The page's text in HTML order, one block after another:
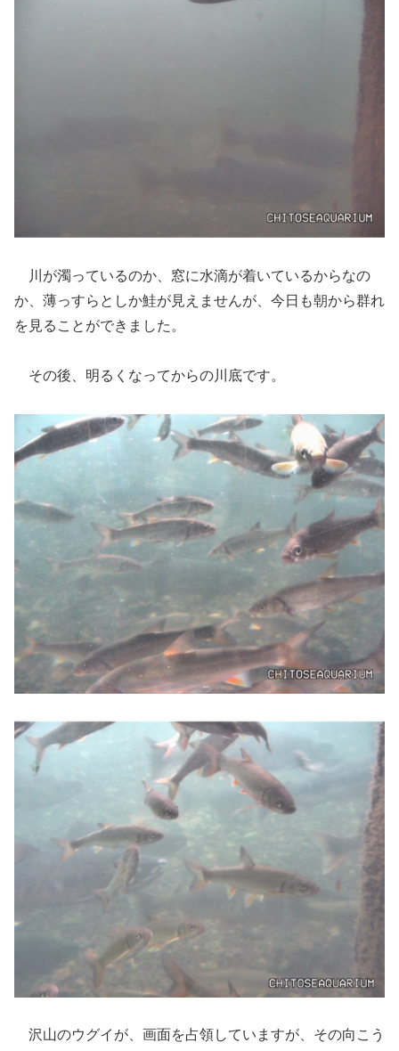
川が濁っているのか、窓に水滴が着いているからなの
か、薄っすらとしか鮭が見えませんが、今日も朝から群れ
を見ることができました。
その後、明るくなってからの川底です。
沢山のウグイが、画面を占領していますが、その向こう